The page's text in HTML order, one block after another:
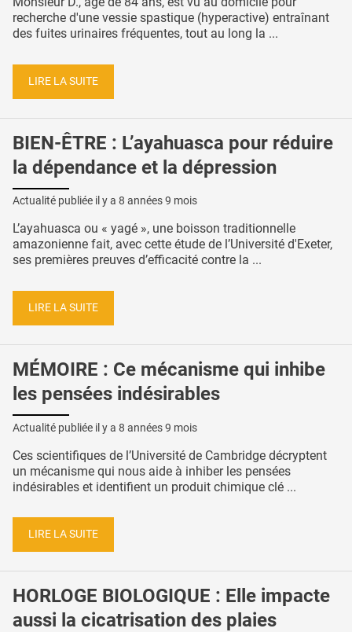
recherche d'une vessie spastique (hyperactive) entraînant
des fuites urinaires fréquentes, tout au long la ...
LIRE LA SUITE
BIEN-ÊTRE : L’ayahuasca pour réduire
la dépendance et la dépression
Actualité publiée il y a 8 années 9 mois
L’ayahuasca ou « yagé », une boisson traditionnelle
amazonienne fait, avec cette étude de l’Université d'Exeter,
ses premières preuves d’efficacité contre la ...
LIRE LA SUITE
MÉMOIRE : Ce mécanisme qui inhibe
les pensées indésirables
Actualité publiée il y a 8 années 9 mois
Ces scientifiques de l’Université de Cambridge décryptent
un mécanisme qui nous aide à inhiber les pensées
indésirables et identifient un produit chimique clé ...
LIRE LA SUITE
HORLOGE BIOLOGIQUE : Elle impacte
aussi la cicatrisation des plaies